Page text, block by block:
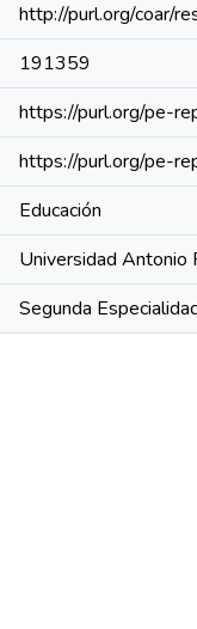
http://purl.org/coar/
191359
https://purl.org/pe-
https://purl.org/pe-
Educación
Universidad Antonio
Segunda